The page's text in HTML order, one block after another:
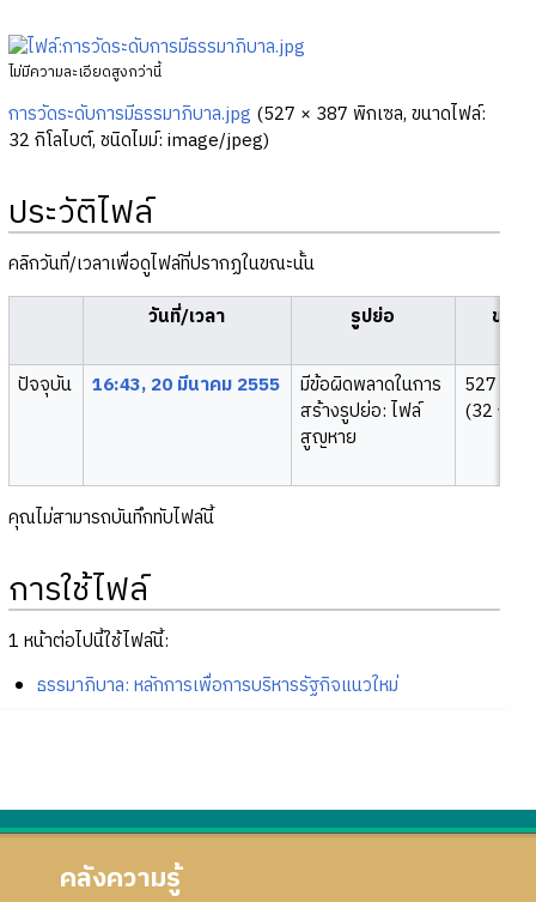
ไม่มีความละเอียดสูงกว่านี้
การวัดระดับการมีธรรมาภิบาล.jpg (527 × 387 พิกเซล, ขนาดไฟล์:
32 กิโลไบต์, ชนิดไมม์: image/jpeg)
ประวัติไฟล์
คลิกวันที่/เวลาเพื่อดูไฟล์ที่ปรากฏในขณะนั้น
วันที่/เวลา
รูปย่อ ขนาด
ปัจจุบัน 16:43, 20 มีนาคม 2555
มีข้อผิดพลาดในการ
สร้างรูปย่อ: ไฟล์
สูญหาย
527 ×
(32 กิโล
คุณไม่สามารถบันทึกทับไฟล์นี้
การใช้ไฟล์
1 หน้าต่อไปนี้ใช้ไฟล์นี้:
ธรรมาภิบาล: หลักการเพื่อการบริหารรัฐกิจแนวใหม่
คลังความรู้